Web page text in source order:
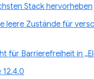
Stack hervorheben
leere Zustände für
für Barrierefreiheit in